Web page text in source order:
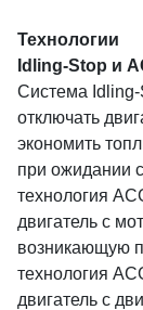
Технологии
Idling-Stop и
Система Idling-
отключать
экономить
при ожидании
технология
двигатель с
возникающую
технология
двигатель с